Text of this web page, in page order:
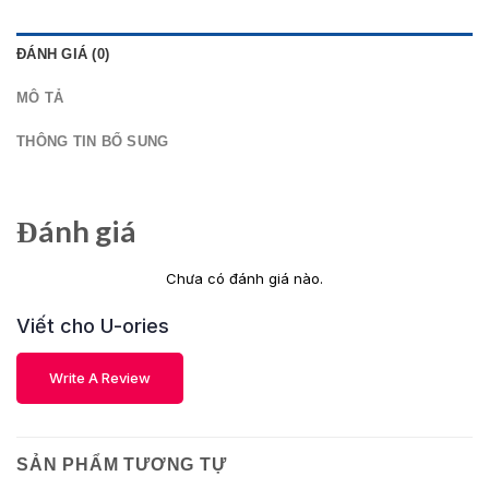
ĐÁNH GIÁ (0)
MÔ TẢ
THÔNG TIN BỔ SUNG
Đánh giá
Chưa có đánh giá nào.
Viết cho U-ories
Write A Review
SẢN PHẨM TƯƠNG TỰ